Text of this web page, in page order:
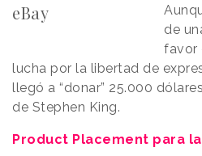
eBay
de
favor
lucha por la libertad de
llegó a “donar” 25.000
de Stephen King.
Product Placement para